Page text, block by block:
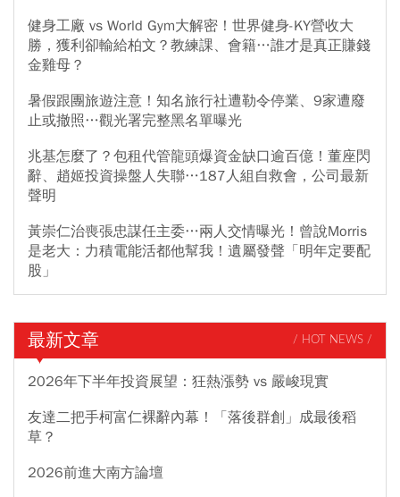
健身工廠 vs World Gym大解密！世界健身-KY營收大
勝，獲利卻輸給柏文？教練課、會籍…誰才是真正賺錢
金雞母？
暑假跟團旅遊注意！知名旅行社遭勒令停業、9家遭廢
止或撤照…觀光署完整黑名單曝光
兆基怎麼了？包租代管龍頭爆資金缺口逾百億！董座閃
辭、趙姬投資操盤人失聯…187人組自救會，公司最新
聲明
黃崇仁治喪張忠謀任主委…兩人交情曝光！曾說Morris
是老大：力積電能活都他幫我！遺屬發聲「明年定要配
股」
最新文章 / HOT NEWS /
2026年下半年投資展望：狂熱漲勢 vs 嚴峻現實
友達二把手柯富仁裸辭內幕！「落後群創」成最後稻
草？
2026前進大南方論壇